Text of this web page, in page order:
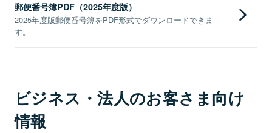
郵便番号簿PDF（2025年度版）
2025年度版郵便番号簿をPDF形式でダウンロードできま
す。
ビジネス・法人のお客さま向け
情報